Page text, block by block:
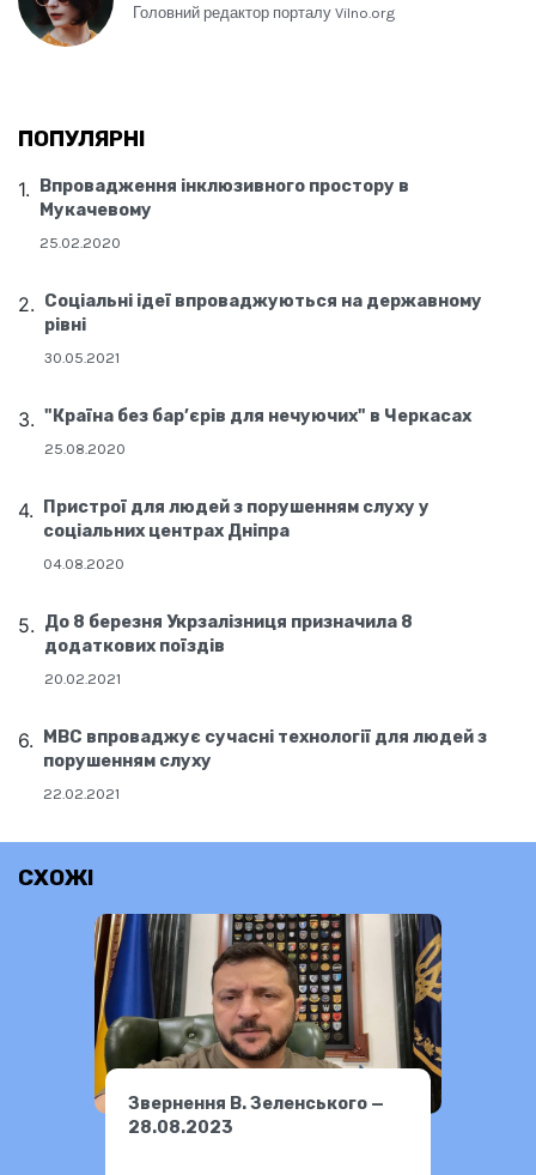
Головний редактор порталу Vilno.org
ПОПУЛЯРНІ
Впровадження інклюзивного простору в
Мукачевому
25.02.2020
Соціальні ідеї впроваджуються на державному
рівні
30.05.2021
"Країна без бар’єрів для нечуючих" в Черкасах
25.08.2020
Пристрої для людей з порушенням слуху у
соціальних центрах Дніпра
04.08.2020
До 8 березня Укрзалізниця призначила 8
додаткових поїздів
20.02.2021
МВС впроваджує сучасні технології для людей з
порушенням слуху
22.02.2021
СХОЖІ
Звернення В. Зеленського —
28.08.2023